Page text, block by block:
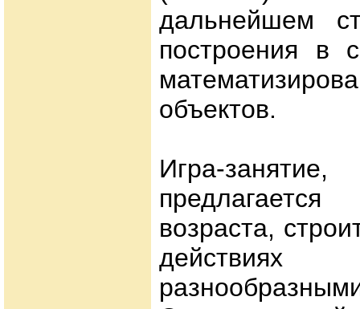
дальнейшем
построения в
объектов.
Игра-
возраста,